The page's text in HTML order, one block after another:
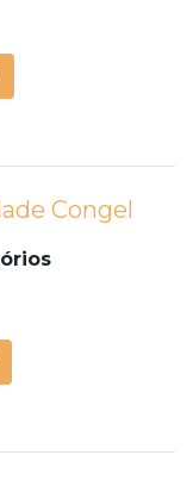
Congel